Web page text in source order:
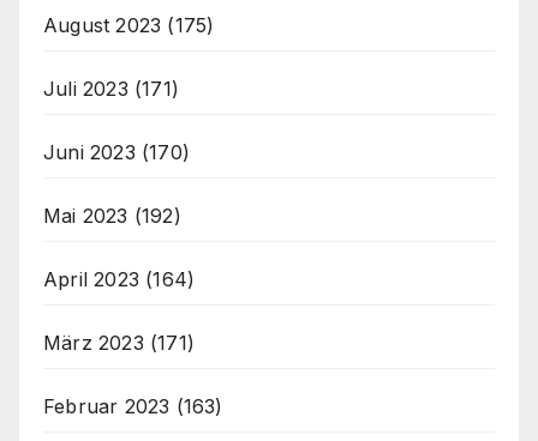
August 2023 (175)
Juli 2023 (171)
Juni 2023 (170)
Mai 2023 (192)
April 2023 (164)
März 2023 (171)
Februar 2023 (163)